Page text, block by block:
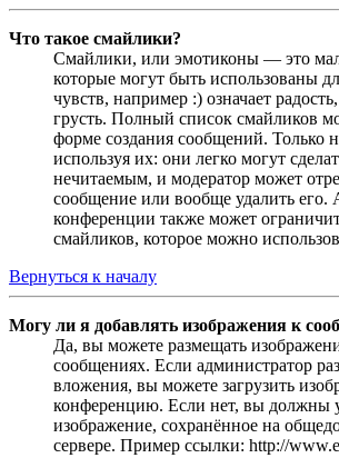
Что такое смайлики?
Смайлики, или эмотиконы — это
которые могут быть использованы
чувств, например :) означает
грусть. Полный список смайликов
форме создания сообщений. Только
используя их: они легко могут
нечитаемым, и модератор может
сообщение или вообще удалить его.
конференции также может
смайликов, которое можно
Вернуться к началу
Могу ли я добавлять изображения к
Да, вы можете размещать
сообщениях. Если администратор
вложения, вы можете загрузить
конференцию. Если нет, вы должны
изображение, сохранённое на
сервере. Пример ссылки: http://